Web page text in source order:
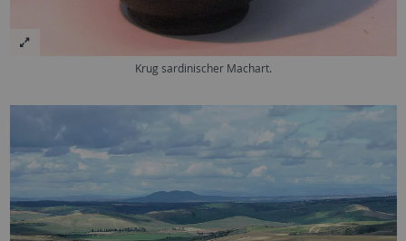
Krug sardinischer Machart.